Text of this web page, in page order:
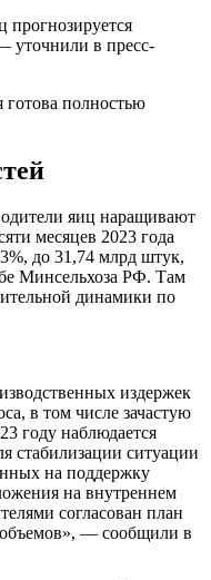
прогнозируется
уточнили в пресс-
полностью
яиц наращивают
месяцев 2023 года
до 31,74 млрд штук,
Минсельхоза РФ. Там
динамики по
издержек
в том числе зачастую
году наблюдается
стабилизации ситуации
на поддержку
на внутреннем
согласован план
— сообщили в